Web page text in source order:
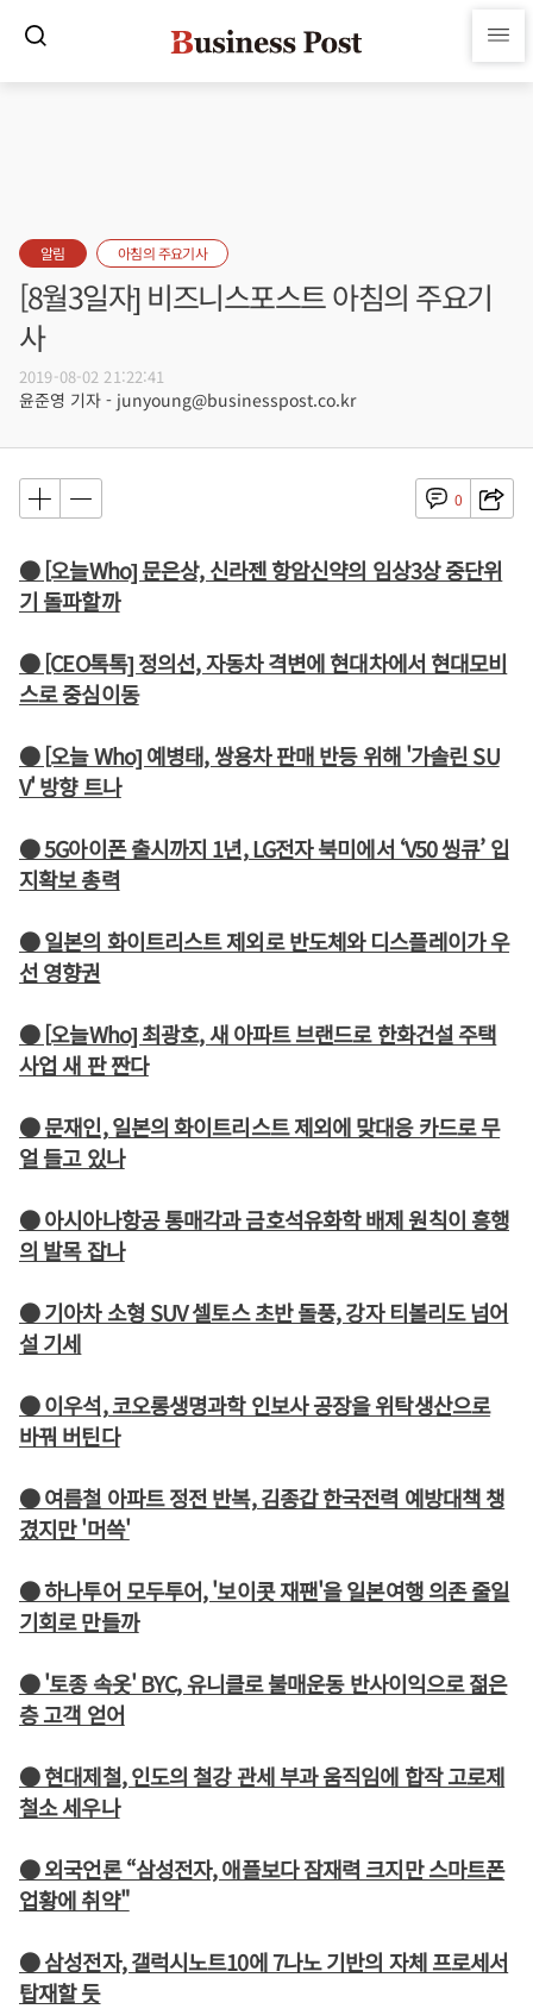
알림 아침의 주요기사
[8월3일자] 비즈니스포스트 아침의 주요기
사
2019-08-02 21:22:41
윤준영 기자 - junyoung@businesspost.co.kr
0
● [오늘Who] 문은상, 신라젠 항암신약의 임상3상 중단위
기 돌파할까
● [CEO톡톡] 정의선, 자동차 격변에 현대차에서 현대모비
스로 중심이동
● [오늘 Who] 예병태, 쌍용차 판매 반등 위해 '가솔린 SU
V' 방향 트나
● 5G아이폰 출시까지 1년, LG전자 북미에서 ‘V50 씽큐’ 입
지확보 총력
● 일본의 화이트리스트 제외로 반도체와 디스플레이가 우
선 영향권
● [오늘Who] 최광호, 새 아파트 브랜드로 한화건설 주택
사업 새 판 짠다
● 문재인, 일본의 화이트리스트 제외에 맞대응 카드로 무
얼 들고 있나
● 아시아나항공 통매각과 금호석유화학 배제 원칙이 흥행
의 발목 잡나
● 기아차 소형 SUV 셀토스 초반 돌풍, 강자 티볼리도 넘어
설 기세
● 이우석, 코오롱생명과학 인보사 공장을 위탁생산으로
바꿔 버틴다
● 여름철 아파트 정전 반복, 김종갑 한국전력 예방대책 챙
겼지만 '머쓱'
● 하나투어 모두투어, '보이콧 재팬'을 일본여행 의존 줄일
기회로 만들까
● '토종 속옷' BYC, 유니클로 불매운동 반사이익으로 젊은
층 고객 얻어
● 현대제철, 인도의 철강 관세 부과 움직임에 합작 고로제
철소 세우나
● 외국언론 “삼성전자, 애플보다 잠재력 크지만 스마트폰
업황에 취약"
● 삼성전자, 갤럭시노트10에 7나노 기반의 자체 프로세서
탑재할 듯